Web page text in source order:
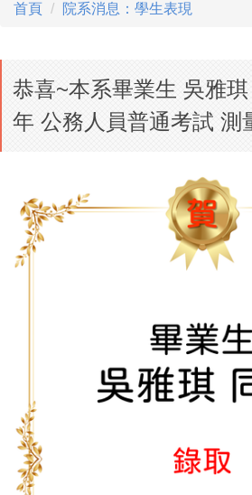
首頁 院系消息：學生表現
恭喜~本系畢業生 吳雅
年 公務人員普通考試 測